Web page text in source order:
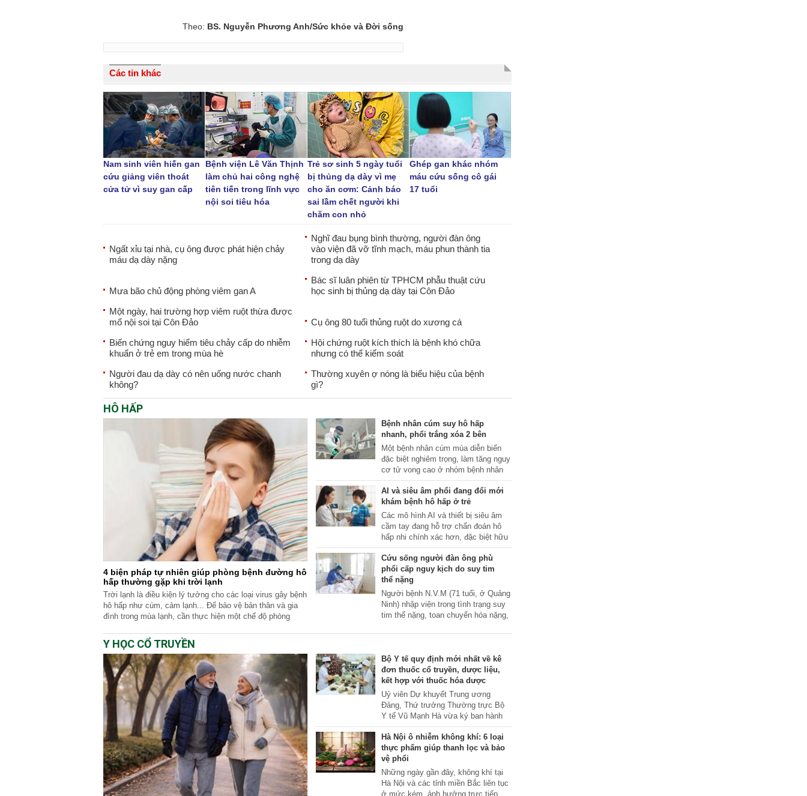
Theo: BS. Nguyễn Phương Anh/Sức khỏe và Đời sống
Các tin khác
Nam sinh viên hiến gan
cứu giảng viên thoát
cửa tử vì suy gan cấp
Bệnh viện Lê Văn Thịnh
làm chủ hai công nghệ
tiên tiến trong lĩnh vực
nội soi tiêu hóa
Trẻ sơ sinh 5 ngày tuổi
bị thủng dạ dày vì mẹ
cho ăn cơm: Cảnh báo
sai lầm chết người khi
chăm con nhỏ
Ghép gan khác nhóm
máu cứu sống cô gái
17 tuổi
Ngất xỉu tại nhà, cụ ông được phát hiện chảy
máu dạ dày nặng
Nghĩ đau bụng bình thường, người đàn ông
vào viện đã vỡ tĩnh mạch, máu phun thành tia
trong dạ dày
Mưa bão chủ động phòng viêm gan A
Bác sĩ luân phiên từ TPHCM phẫu thuật cứu
học sinh bị thủng dạ dày tại Côn Đảo
Một ngày, hai trường hợp viêm ruột thừa được
mổ nội soi tại Côn Đảo
Cụ ông 80 tuổi thủng ruột do xương cá
Biến chứng nguy hiểm tiêu chảy cấp do nhiễm
khuẩn ở trẻ em trong mùa hè
Hội chứng ruột kích thích là bệnh khó chữa
nhưng có thể kiểm soát
Người đau dạ dày có nên uống nước chanh
không?
Thường xuyên ợ nóng là biểu hiệu của bệnh
gì?
HÔ HẤP
4 biện pháp tự nhiên giúp phòng bệnh đường hô
hấp thường gặp khi trời lạnh
Trời lạnh là điều kiện lý tưởng cho các loại virus gây bệnh
hô hấp như cúm, cảm lạnh... Để bảo vệ bản thân và gia
đình trong mùa lạnh, cần thực hiện một chế độ phòng
Bệnh nhân cúm suy hô hấp
nhanh, phổi trắng xóa 2 bên
Một bệnh nhân cúm mùa diễn biến
đặc biệt nghiêm trọng, làm tăng nguy
cơ tử vong cao ở nhóm bệnh nhân
có hệ miễn dịch suy giảm.
AI và siêu âm phổi đang đổi mới
khám bệnh hô hấp ở trẻ
Các mô hình AI và thiết bị siêu âm
cầm tay đang hỗ trợ chẩn đoán hô
hấp nhi chính xác hơn, đặc biệt hữu
ích tại những khu vực khan hiếm
bác sĩ chuyên khoa.
Cứu sống người đàn ông phù
phổi cấp nguy kịch do suy tim
thể nặng
Người bệnh N.V.M (71 tuổi, ở Quảng
Ninh) nhập viện trong tình trạng suy
tim thể nặng, toan chuyển hóa nặng,
mạng. May mắn bệnh nhân được
kịch.
Y HỌC CỔ TRUYỀN
Bộ Y tế quy định mới nhất về kê
đơn thuốc cổ truyền, dược liệu,
kết hợp với thuốc hóa dược
Uỷ viên Dự khuyết Trung ương
Đảng, Thứ trưởng Thường trực Bộ
Y tế Vũ Mạnh Hà vừa ký ban hành
Thông tư quy định về kê đơn thuốc
cổ truyền, thuốc dược liệu và kê đơn
kết hợp thuốc cổ truyền, thuốc dược
liệu với thuốc hóa dược trong cơ sở
khám bệnh, chữa bệnh.
Hà Nội ô nhiễm không khí: 6 loại
thực phẩm giúp thanh lọc và bảo
vệ phổi
Những ngày gần đây, không khí tại
Hà Nội và các tỉnh miền Bắc liên tục
ở mức kém, ảnh hưởng trực tiếp